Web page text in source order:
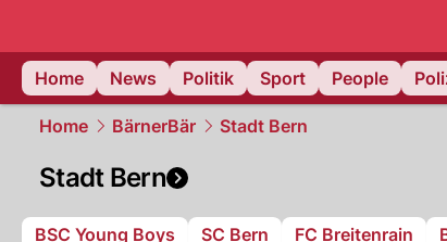
Home
News Politik Sport People
Home BärnerBär Stadt Bern
Stadt Bern
BSC Young Boys SC Bern FC Breitenrain